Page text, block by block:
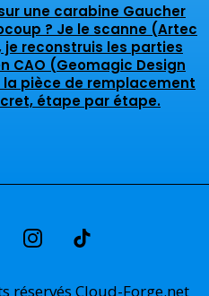
une carabine Gaucher
? Je le scanne (Artec
je reconstruis les parties
CAO (Geomagic Design
la pièce de remplacement
étape par étape.
réservés Cloud-Forge.net